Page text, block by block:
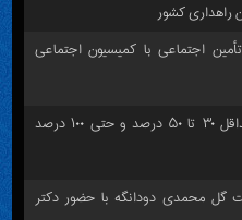
راهداری کشور
اجتماعی با کمیسیون اجتماعی
بابایی کارنامی: مبلغ کالابرگ باید حداقل ۳۰ تا ۵۰ درصد و حتی ۱۰۰ درصد
گل محمدی دودانگه با حضور دکتر